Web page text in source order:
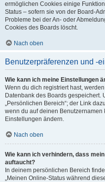
ermöglichen Cookies einige
Status – sofern sie von der Board-
Probleme bei der An- oder
Cookies des Boards löscht.
Nach oben
Benutzerpräferenzen und -
Wie kann ich meine Einstellungen
Wenn du dich registriert hast,
Datenbank des Boards gespeichert.
„Persönlichen Bereich“; der Link
wenn du auf deinen Benutzernamen
Einstellungen ändern.
Nach oben
Wie kann ich verhindern, dass
auftaucht?
In deinem persönlichen Bereich
„Meinen Online-Status während